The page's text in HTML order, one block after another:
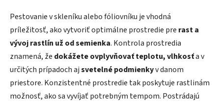
Pestovanie v skleníku alebo fóliovníku je vhodná
príležitosť, ako vytvoriť optimálne prostredie pre rast a
vývoj rastlín už od semienka. Kontrola prostredia
znamená, že dokážete ovplyvňovať teplotu, vlhkosťa v
určitých prípadoch ajsvetelné podmienkyv danom
priestore. Konzistentné prostredie tak poskytuje rastlinám
možnosť, ako sa vyvíjať potrebným tempom. Postrádajú